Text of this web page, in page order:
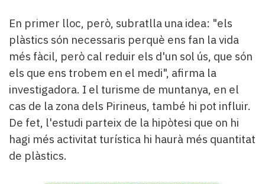
En primer lloc, però, subratlla una idea: "els
plàstics són necessaris perquè ens fan la vida
més fàcil, però cal reduir els d'un sol ús, que són
els que ens trobem en el medi", afirma la
investigadora. I el turisme de muntanya, en el
cas de la zona dels Pirineus, també hi pot influir.
De fet, l'estudi parteix de la hipòtesi que on hi
hagi més activitat turística hi haurà més quantitat
de plàstics.